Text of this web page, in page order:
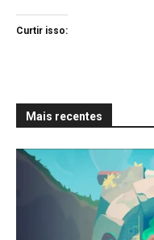
Curtir isso:
Mais recentes